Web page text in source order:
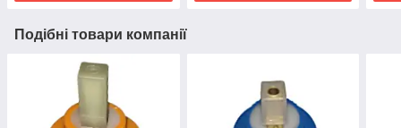
Подібні товари компанії